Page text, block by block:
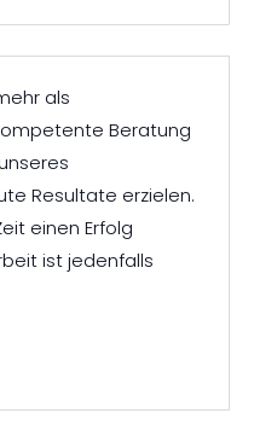
als
Beratung
Resultate erzielen.
einen Erfolg
ist jedenfalls